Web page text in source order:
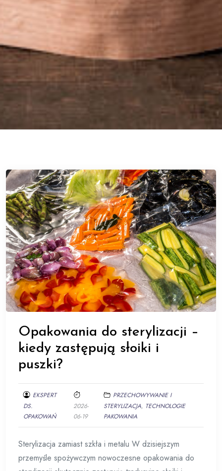
Opakowania do sterylizacji –
kiedy zastępują słoiki i
puszki?
EKSPERT
DS.
OPAKOWAŃ
2026-
06-19
PRZECHOWYWANIE I
STERYLIZACJA, TECHNOLOGIE
PAKOWANIA
Sterylizacja zamiast szkła i metalu W dzisiejszym
przemyśle spożywczym nowoczesne opakowania do